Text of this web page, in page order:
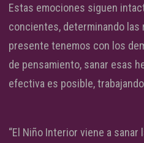
Estas emociones siguen
concientes, determinando las
presente tenemos con los
de pensamiento, sanar esas
efectiva es posible,
“El Niño Interior viene a